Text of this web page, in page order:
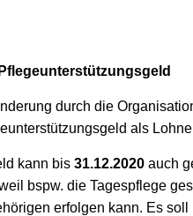
durch die
als
kann bis 31.12.2020 auch
bspw. die Tagespflege
erfolgen kann. Es